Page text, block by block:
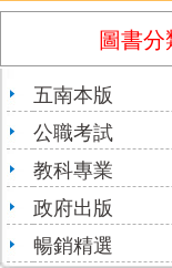
圖書分
五南本版
公職考試
教科專業
政府出版
暢銷精選